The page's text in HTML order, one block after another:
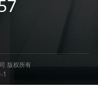
版权所有
1